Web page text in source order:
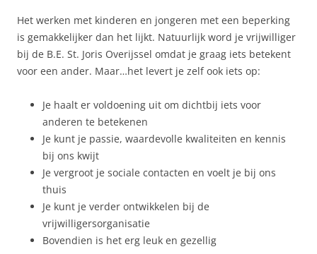
Het werken met kinderen en jongeren met een beperking
is gemakkelijker dan het lijkt. Natuurlijk word je vrijwilliger
bij de B.E. St. Joris Overijssel omdat je graag iets betekent
voor een ander. Maar…het levert je zelf ook iets op:
Je haalt er voldoening uit om dichtbij iets voor
anderen te betekenen
Je kunt je passie, waardevolle kwaliteiten en kennis
bij ons kwijt
Je vergroot je sociale contacten en voelt je bij ons
thuis
Je kunt je verder ontwikkelen bij de
vrijwilligersorganisatie
Bovendien is het erg leuk en gezellig